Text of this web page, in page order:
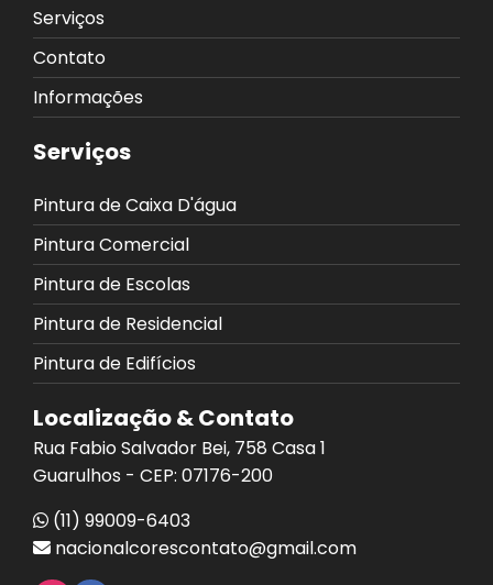
Serviços
Contato
Informações
Serviços
Pintura de Caixa D'água
Pintura Comercial
Pintura de Escolas
Pintura de Residencial
Pintura de Edifícios
Localização & Contato
Rua Fabio Salvador Bei, 758 Casa 1
Guarulhos - CEP: 07176-200
(11) 99009-6403
nacionalcorescontato@gmail.com